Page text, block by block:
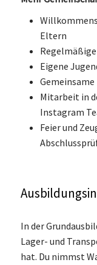
Eltern
Eigene
Mitarbeit in
Instagram
Feier und
In der
Lager- und
hat. Du nimmst